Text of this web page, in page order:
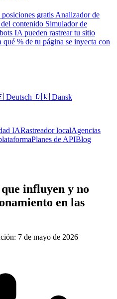
gratis Analizador de
contenido Simulador de
IA pueden rastrear tu sitio
qué % de tu página se inyecta con
Deutsch 🇩🇰 Dansk
IARastreador localAgencias
Planes de APIBlog
influyen y no
en las
7 de mayo de 2026